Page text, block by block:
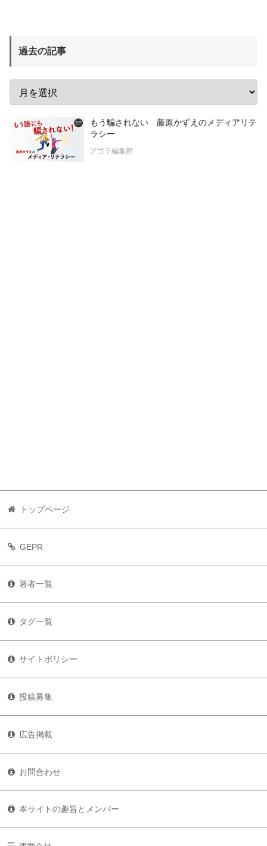
過去の記事
もう騙されない 藤原かずえのメディアリテ
ラシー
アゴラ編集部
トップページ
GEPR
著者一覧
タグ一覧
サイトポリシー
投稿募集
広告掲載
お問合わせ
本サイトの趣旨とメンバー